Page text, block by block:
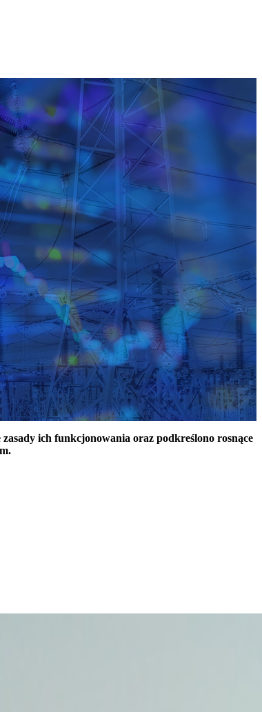
ich funkcjonowania oraz podkreślono rosnące